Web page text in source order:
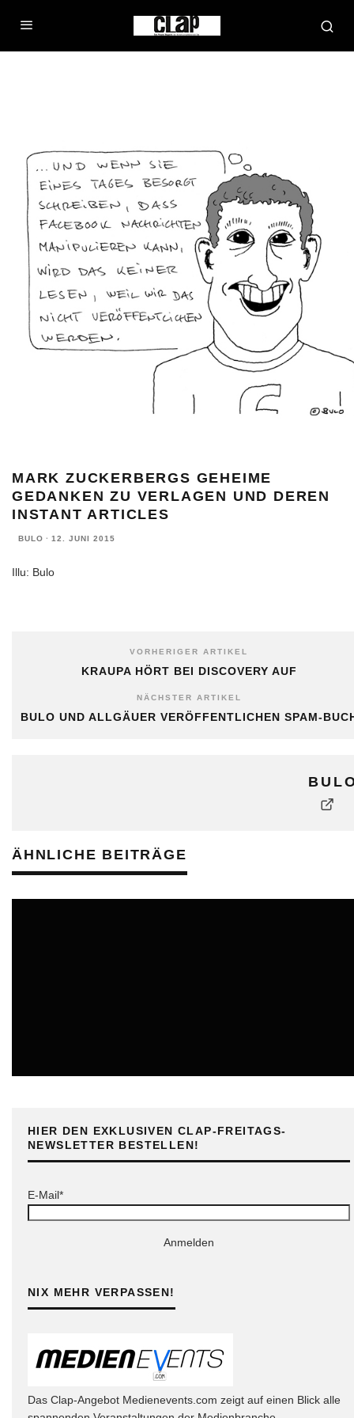
MARK ZUCKERBERGS GEHEIME
GEDANKEN ZU VERLAGEN UND DEREN
INSTANT ARTICLES
BULO · 12. JUNI 2015
Illu: Bulo
VORHERIGER ARTIKEL
KRAUPA HÖRT BEI DISCOVERY AUF
NÄCHSTER ARTIKEL
BULO UND ALLGÄUER VERÖFFENTLICHEN SPAM-
ÄHNLICHE BEITRÄGE
HIER DEN EXKLUSIVEN CLAP-FREITAGS-
NEWSLETTER BESTELLEN!
E-Mail*
Anmelden
NIX MEHR VERPASSEN!
Das Clap-Angebot Medienevents.com zeigt auf einen Blick alle